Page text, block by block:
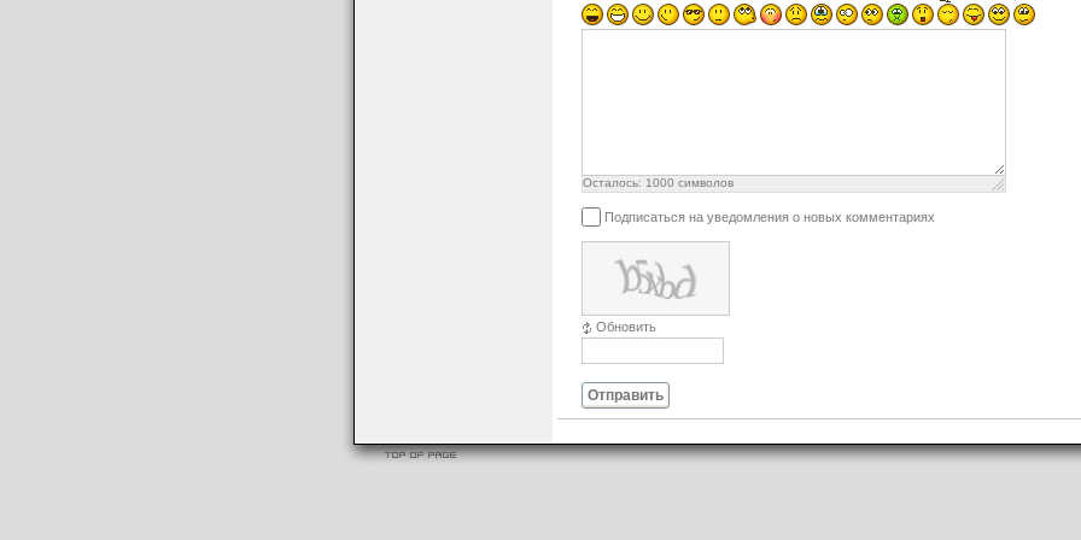
Осталось: 1000 символов
Подписаться на уведомления о новых комментариях
Обновить
Отправить